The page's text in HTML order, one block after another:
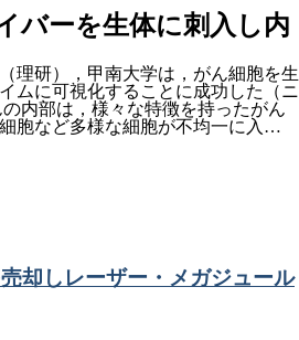
バーを生体に刺入し内
理研），甲南大学は，がん細胞を生
ムに可視化することに成功した（ニ
内部は，様々な特徴を持ったがん
胞など多様な細胞が不均一に入…
却しレーザー・メガジュール